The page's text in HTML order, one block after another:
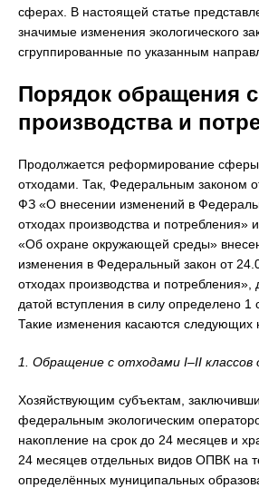
сферах. В настоящей статье
значимые изменения экологического
сгруппированные по указанным
Порядок обращения
производства и
Продолжается реформирование
отходами. Так, Федеральным законом
ФЗ «О внесении изменений в
отходах производства и потребления»
«Об охране окружающей среды»
изменения в Федеральный закон от
отходах производства и потребления»,
датой вступления в силу определено 1
Такие изменения касаются следующих
1. Обращение с отходами I–II
Хозяйствующим субъектам,
федеральным экологическим
накопление на срок до 24 месяцев и
24 месяцев отдельных видов ОПВК на
определённых муниципальных